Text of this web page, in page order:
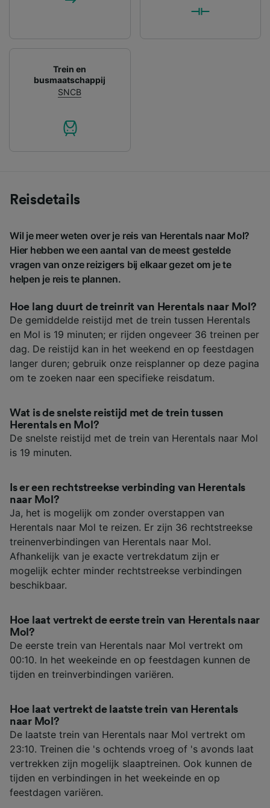
Trein en
busmaatschappij
SNCB
Reisdetails
Wil je meer weten over je reis van Herentals naar Mol?
Hier hebben we een aantal van de meest gestelde
vragen van onze reizigers bij elkaar gezet om je te
helpen je reis te plannen.
Hoe lang duurt de treinrit van Herentals naar Mol?
De gemiddelde reistijd met de trein tussen Herentals
en Mol is 19 minuten; er rijden ongeveer 36 treinen per
dag. De reistijd kan in het weekend en op feestdagen
langer duren; gebruik onze reisplanner op deze pagina
om te zoeken naar een specifieke reisdatum.
Wat is de snelste reistijd met de trein tussen
Herentals en Mol?
De snelste reistijd met de trein van Herentals naar Mol
is 19 minuten.
Is er een rechtstreekse verbinding van Herentals
naar Mol?
Ja, het is mogelijk om zonder overstappen van
Herentals naar Mol te reizen. Er zijn 36 rechtstreekse
treinenverbindingen van Herentals naar Mol.
Afhankelijk van je exacte vertrekdatum zijn er
mogelijk echter minder rechtstreekse verbindingen
beschikbaar.
Hoe laat vertrekt de eerste trein van Herentals naar
Mol?
De eerste trein van Herentals naar Mol vertrekt om
00:10. In het weekeinde en op feestdagen kunnen de
tijden en treinverbindingen variëren.
Hoe laat vertrekt de laatste trein van Herentals
naar Mol?
De laatste trein van Herentals naar Mol vertrekt om
23:10. Treinen die 's ochtends vroeg of 's avonds laat
vertrekken zijn mogelijk slaaptreinen. Ook kunnen de
tijden en verbindingen in het weekeinde en op
feestdagen variëren.